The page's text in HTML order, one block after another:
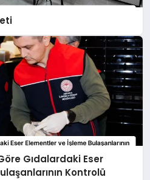
Gıdalardaki Eser
Kontrolü